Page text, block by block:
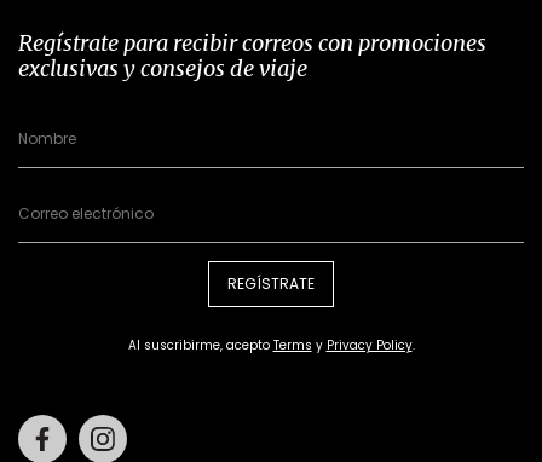
Regístrate para recibir correos con promociones
exclusivas y consejos de viaje
REGÍSTRATE
Al suscribirme, acepto Terms y Privacy Policy.
Facebook